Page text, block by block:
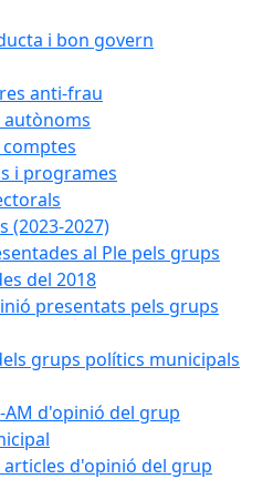
i bon govern
anti-frau
autònoms
i programes
(2023-2027)
al Ple pels grups
del 2018
presentats pels grups
grups polítics municipals
AM d'opinió del grup
articles d'opinió del grup